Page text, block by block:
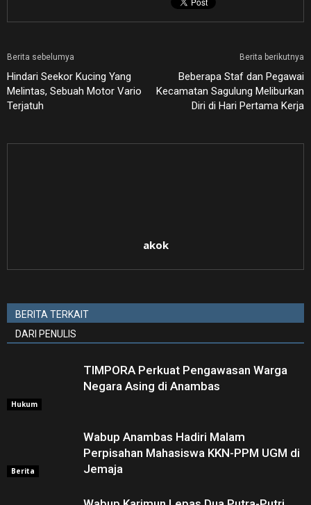
Berita sebelumya
Hindari Seekor Kucing Yang
Melintas, Sebuah Motor Vario
Terjatuh
Berita berikutnya
Beberapa Staf dan Pegawai
Kecamatan Sagulung Meliburkan
Diri di Hari Pertama Kerja
akok
BERITA TERKAIT
DARI PENULIS
Hukum
TIMPORA Perkuat Pengawasan Warga
Negara Asing di Anambas ‎
Berita
Wabup Anambas Hadiri Malam
Perpisahan Mahasiswa KKN-PPM UGM di
Jemaja ‎